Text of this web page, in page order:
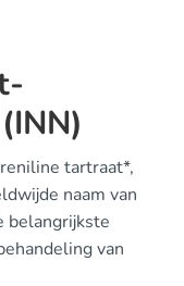
tartraat*,
naam van
belangrijkste
van